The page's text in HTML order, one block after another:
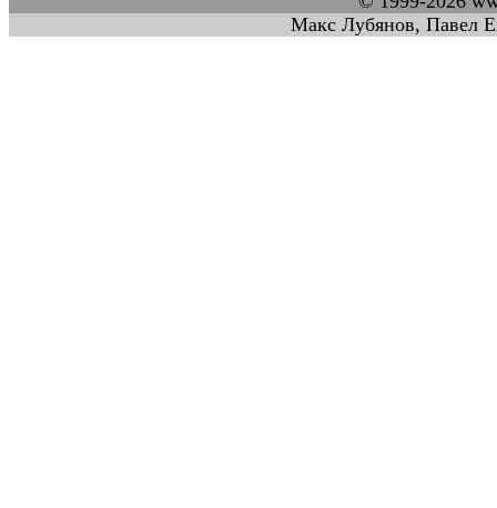
Макс Лубянов, Павел